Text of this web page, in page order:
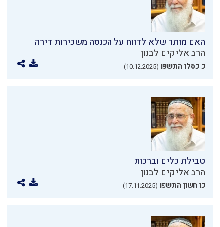
האם מותר שלא לדווח על הכנסה משכירות דירה
הרב אליקים לבנון
כ כסלו התשפו (10.12.2025)
טבילת כלים וברכות
הרב אליקים לבנון
כו חשון התשפו (17.11.2025)